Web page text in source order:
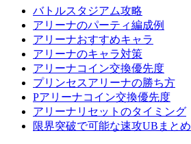
バトルスタジアム攻略
アリーナのパーティ編成例
アリーナおすすめキャラ
アリーナのキャラ対策
アリーナコイン交換優先度
プリンセスアリーナの勝ち方
Pアリーナコイン交換優先度
アリーナリセットのタイミング
限界突破で可能な速攻UBまとめ